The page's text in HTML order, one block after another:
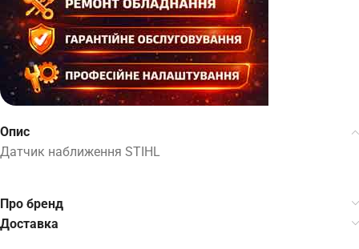
Опис
Датчик наближення STIHL
Про бренд
Доставка